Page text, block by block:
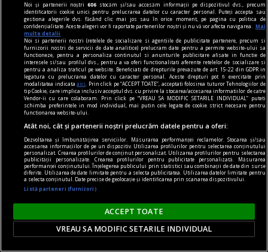
cuvinte nepotrivite
Înscenări
În lipsa exemplelor, utilizatorul obișnuit al
dicționarului nu poate fi sigur de excluderea unei
construcții.
Rodica ZAFIU
Noi și partenerii noștri606 stocăm și/sau accesăm informații pe dispozitivul dvs., precum
identificatorii cookie unici pentru prelucrarea datelor cu caracter personal. Puteți accepta sau
gestiona alegerile dvs. făcând clic mai jos sau în orice moment, pe pagina cu politica de
confidențialitate. Aceste alegeri vor fi raportate partenerilor noștri și nu vă vor afecta navigarea.
Mai
multe detalii
Noi si partenerii nostri (retelele de socializare si agentiile de publicitate partenere, precum si
furnizorii nostri de servicii de date analitice) prelucram date pentru a permite website-ului sa
functioneze, pentru a personaliza continutul si anunturile publicitare afisate in functie de
interesele si/sau profilul dvs., pentru a va oferi functionalitati aferente retelelor de socializare si
pentru a analiza traficul pe website. Beneficiati de drepturile prevazute de art. 15-22 din GDPR in
legatura cu prelucrarea datelor cu caracter personal. Aceste drepturi pot fi exercitate prin
modalitatea indicataaici
. Prin click pe “ACCEPT TOATE”, acceptati folosirea tuturor Tehnologiilor de
tip Cookie, care implica inclusiv acceptul dvs. cu privire la stocarea/accesarea informatiilor de catre
Vendor-ii cu care colaboram. Prin click pe “VREAU SA MODIFIC SETARILE INDIVIDUAL” puteti
schimba preferintele in mod individual, mai putin cele legate de cookie strict necesare pentru
functionarea website-ului.
Atât noi, cât și partenerii noștri prelucrăm datele pentru a oferi:
Dezvoltarea și îmbunătățirea serviciilor. Măsurarea performanței reclamelor. Stocarea și/sau
accesarea informațiilor de pe un dispozitiv. Utilizarea profilurilor pentru selectarea conținutului
personalizat. Crearea profilurilor de conținut personalizat. Utilizarea profilurilor pentru selectarea
publicității personalizate. Crearea profilurilor pentru publicitate personalizată. Măsurarea
performanței conținutului. Înțelegerea publicului prin statistici sau combinații de date din surse
diferite. Utilizarea de date limitate pentru a selecta publicitatea. Utilizarea datelor limitate pentru
a selecta conținutul. Date precise de geolocație și identificarea prin scanarea dispozitivului.
Listă parteneri (furnizori)
ACCEPT TOATE
VREAU SA MODIFIC SETARILE INDIVIDUAL